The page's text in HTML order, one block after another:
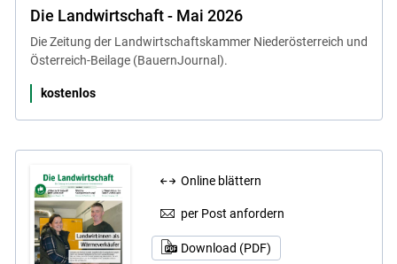
Die Landwirtschaft - Mai 2026
Die Zeitung der Landwirtschaftskammer Niederösterreich und
Österreich-Beilage (BauernJournal).
kostenlos
Online blättern
per Post anfordern
Download (PDF)